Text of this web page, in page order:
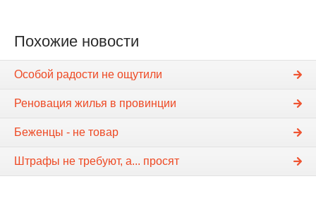
Похожие новости
Особой радости не ощутили
Реновация жилья в провинции
Беженцы - не товар
Штрафы не требуют, а... просят